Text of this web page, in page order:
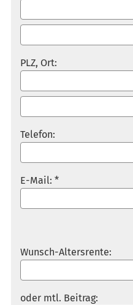
PLZ, Ort:
Telefon:
E-Mail: *
Wunsch-Altersrente:
oder mtl. Beitrag: